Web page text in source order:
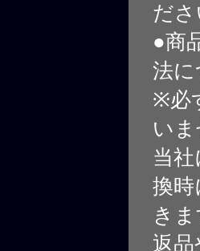
ださ
●商
法
※必
いま
当
換
きま
返